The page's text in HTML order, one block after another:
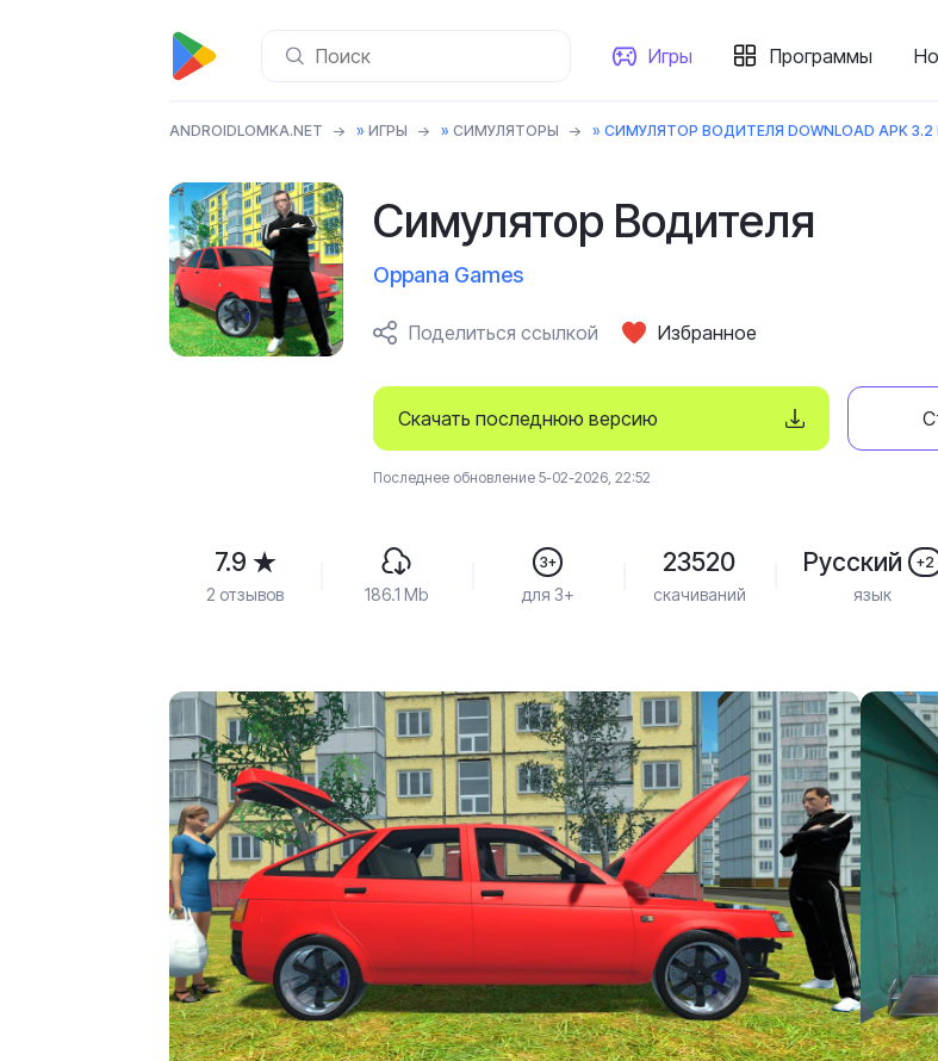
Игры Программы
ANDROIDLOMKA.NET » ИГРЫ » СИМУЛЯТОРЫ » СИМУЛЯТОР ВОДИТЕЛЯ DOWNLOAD APK 3.2
Симулятор Водителя
Oppana Games
Поделиться ссылкой Избранное
Скачать последнюю версию
Последнее обновление 5-02-2026, 22:52
7.9
2 отзывов 186.1 Mb
3+
для 3+
23520
скачиваний
Русский +2
язык